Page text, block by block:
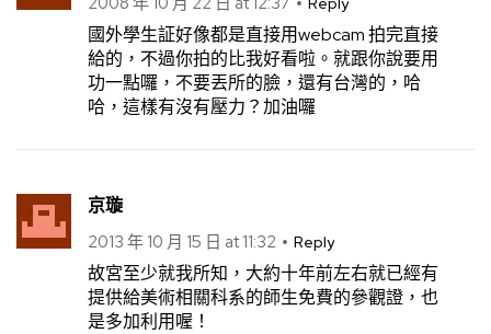
國外學生証好像都是直接用webcam 拍完直接
給的，不過你拍的比我好看啦。就跟你說要用
功一點囉，不要丟所的臉，還有台灣的，哈
哈，這樣有沒有壓力？加油囉
京璇
2013 年 10 月 15 日 at 11:32 Reply
故宮至少就我所知，大約十年前左右就已經有
提供給美術相關科系的師生免費的參觀證，也
是多加利用喔！